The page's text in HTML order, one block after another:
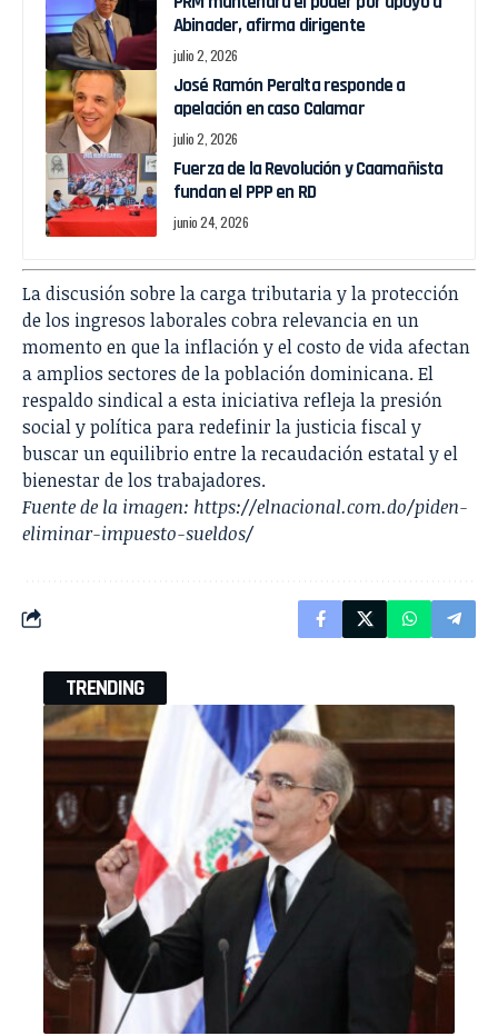
Abinader, afirma dirigente
julio 2, 2026
José Ramón Peralta responde a
apelación en caso Calamar
julio 2, 2026
Fuerza de la Revolución y Caamañista
fundan el PPP en RD
junio 24, 2026
La discusión sobre la carga tributaria y la protección
de los ingresos laborales cobra relevancia en un
momento en que la inflación y el costo de vida afectan
a amplios sectores de la población dominicana. El
respaldo sindical a esta iniciativa refleja la presión
social y política para redefinir la justicia fiscal y
buscar un equilibrio entre la recaudación estatal y el
bienestar de los trabajadores.
Fuente de la imagen: https://elnacional.com.do/piden-
eliminar-impuesto-sueldos/
TRENDING